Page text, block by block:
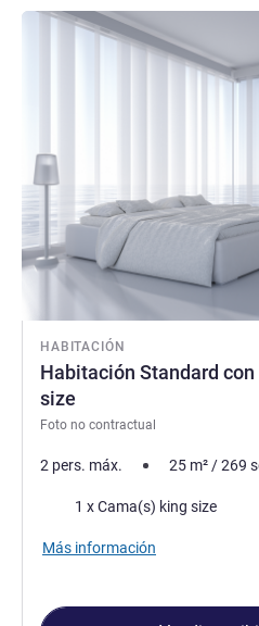
HABITACIÓN
Habitación Standard
size
Foto no contractual
Más información
2 pers. máx. 25 m²/269
Ropa de cama
1 x Cama(s) king size
Más información